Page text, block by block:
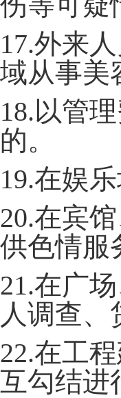
17.外来
域从事美
18.以管
的。
19.在娱
20.在宾
供色情服
21.在广
人调查
22.在工
互勾结进